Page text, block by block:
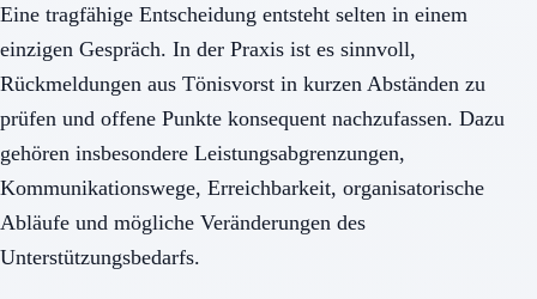
Eine tragfähige Entscheidung entsteht selten in einem
einzigen Gespräch. In der Praxis ist es sinnvoll,
Rückmeldungen aus Tönisvorst in kurzen Abständen zu
prüfen und offene Punkte konsequent nachzufassen. Dazu
gehören insbesondere Leistungsabgrenzungen,
Kommunikationswege, Erreichbarkeit, organisatorische
Abläufe und mögliche Veränderungen des
Unterstützungsbedarfs.